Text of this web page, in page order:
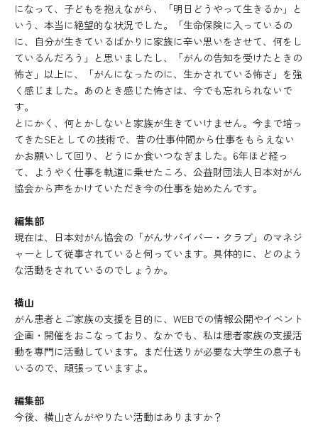
になって、子どもを抱えながら、「明日どうやって生きるか」と
いう、本当に絶望的な状況でした。「生命保険に入っているの
に、自分が生きているばかりに家族に辛い思いをさせて、何をし
ているんだろう」と思いましたし、「がんの告知を受けたときの
怖さ」以上に、「がんになったのに、生かされている怖さ」を強
く感じました。あのとき感じた怖さは、今でも忘れられないで
す。
とにかく、何とかしないと家族が生きていけません。今まで培っ
てきたSEとしての技術で、昔の仕事仲間から仕事をもらえない
かお願いして回り、どうにか食いつなぎました。6年ほど経っ
て、ようやく仕事を軌道に乗せたころ、公益財団法人日本対がん
協会から声をかけていただき今の仕事を始めたんです。
編集部
現在は、日本対がん協会の「がんサバイバー・クラブ」のマネジ
ャーとして従事されていると伺っています。具体的に、どのよう
な活動をされているのでしょうか。
横山
がん患者とご家族の支援を目的に、WEBでの情報公開やイベント
企画・開催をおこなっており、なかでも、私は患者家族の支援活
動を専門に活動しています。まだ仕送りが必要な大学生の息子も
いるので、頑張っていますよ。
編集部
今後、横山さんがやりたい活動はありますか？